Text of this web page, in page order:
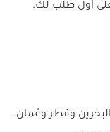
وقطر وعُمان.